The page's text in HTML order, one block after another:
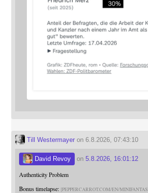
Till Westermayeron 6.8.2026, 07:43:10
David Revoy on 5.8.2026, 16:01:12
Authenticity Problem
Bonus timelapse: PEPPERCARROT.COM/EN/MINIFANTAS